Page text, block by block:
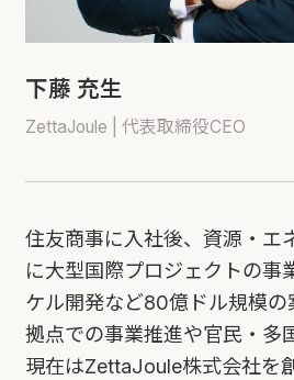
下藤 充生
ZettaJoule | 代表取締役CEO
住友商事に入社後、資源・エ
に大型国際プロジェクトの事
ケル開発など80億ドル規模
拠点での事業推進や官民・多
現在はZettaJoule株式会社を